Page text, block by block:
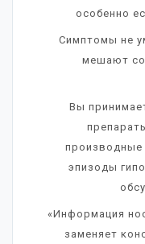
особенно
Симптомы не
мешают
Вы
производные
эпизоды
«Информация
заменяет